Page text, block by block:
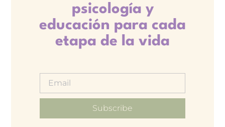
psicología y
educación para cada
etapa de la vida
Subscribe